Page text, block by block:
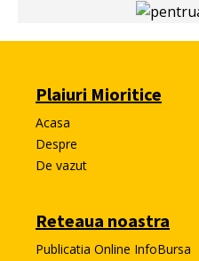
Plaiuri Mioritice
Acasa
Despre
De vazut
Reteaua noastra
Publicatia Online InfoBursa